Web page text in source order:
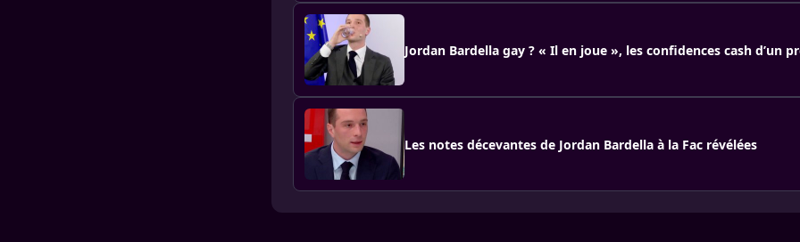
Jordan Bardella gay ? « Il en joue », les confidences cash d’un
Les notes décevantes de Jordan Bardella à la Fac révélées